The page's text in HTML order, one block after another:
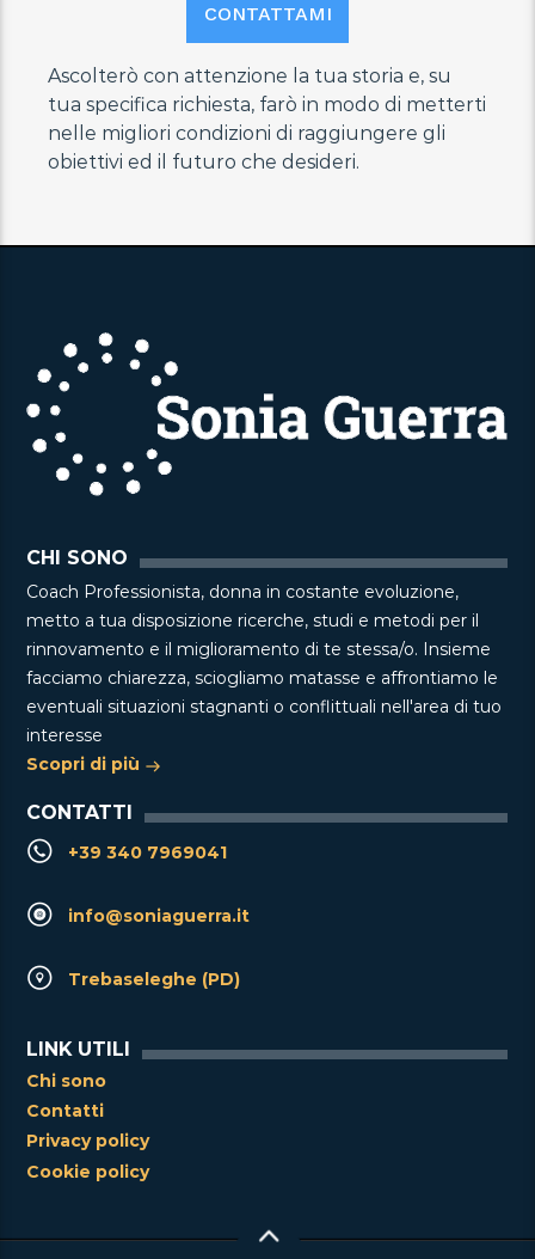
CONTATTAMI
Ascolterò con attenzione la tua storia e, su
tua specifica richiesta, farò in modo di metterti
nelle migliori condizioni di raggiungere gli
obiettivi ed il futuro che desideri.
CHI SONO
Coach Professionista, donna in costante evoluzione,
metto a tua disposizione ricerche, studi e metodi per il
rinnovamento e il miglioramento di te stessa/o. Insieme
facciamo chiarezza, sciogliamo matasse e affrontiamo le
eventuali situazioni stagnanti o conflittuali nell'area di tuo
interesse
Scopri di più
CONTATTI
+39 340 7969041
info@soniaguerra.it
Trebaseleghe (PD)
LINK UTILI
Chi sono
Contatti
Privacy policy
Cookie policy